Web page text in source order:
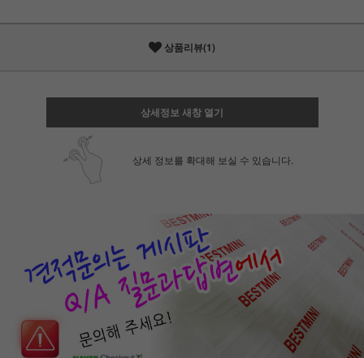
상품리뷰(1)
상세정보 새창 열기
상세 정보를 확대해 보실 수 있습니다.